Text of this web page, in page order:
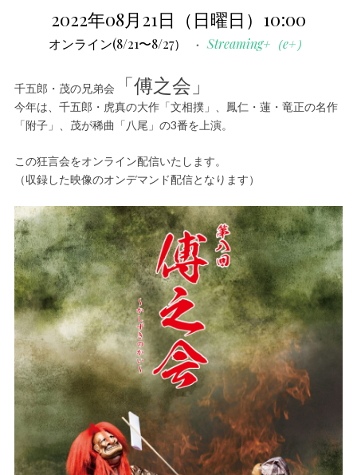
2022年08月21日（日曜日）10:00
オンライン(8/21〜8/27） Streaming+（e+）
千五郎・茂の兄弟会 「傅之会」
今年は、千五郎・虎真の大作「文相撲」、鳳仁・蓮・竜正の名作
「附子」、茂が稀曲「八尾」の3番を上演。
この狂言会をオンライン配信いたします。
（収録した映像のオンデマンド配信となります）